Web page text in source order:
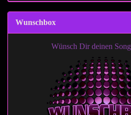
Wunschbox
Wünsch Dir deinen Song